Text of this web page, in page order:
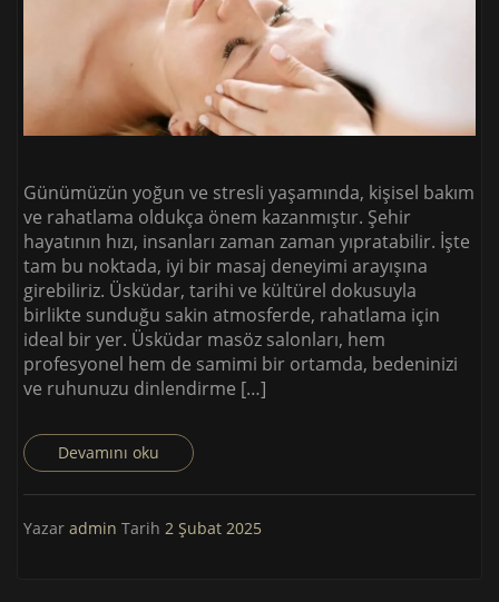
Günümüzün yoğun ve stresli yaşamında, kişisel bakım
ve rahatlama oldukça önem kazanmıştır. Şehir
hayatının hızı, insanları zaman zaman yıpratabilir. İşte
tam bu noktada, iyi bir masaj deneyimi arayışına
girebiliriz. Üsküdar, tarihi ve kültürel dokusuyla
birlikte sunduğu sakin atmosferde, rahatlama için
ideal bir yer. Üsküdar masöz salonları, hem
profesyonel hem de samimi bir ortamda, bedeninizi
ve ruhunuzu dinlendirme […]
Devamını oku
Yazar admin Tarih 2 Şubat 2025